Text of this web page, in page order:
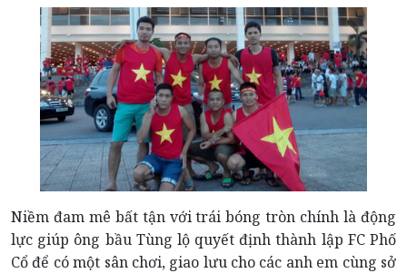
Niềm đam mê bất tận với trái bóng tròn chính là động
lực giúp ông bầu Tùng lộ quyết định thành lập FC Phố
Cổ để có một sân chơi, giao lưu cho các anh em cùng sở